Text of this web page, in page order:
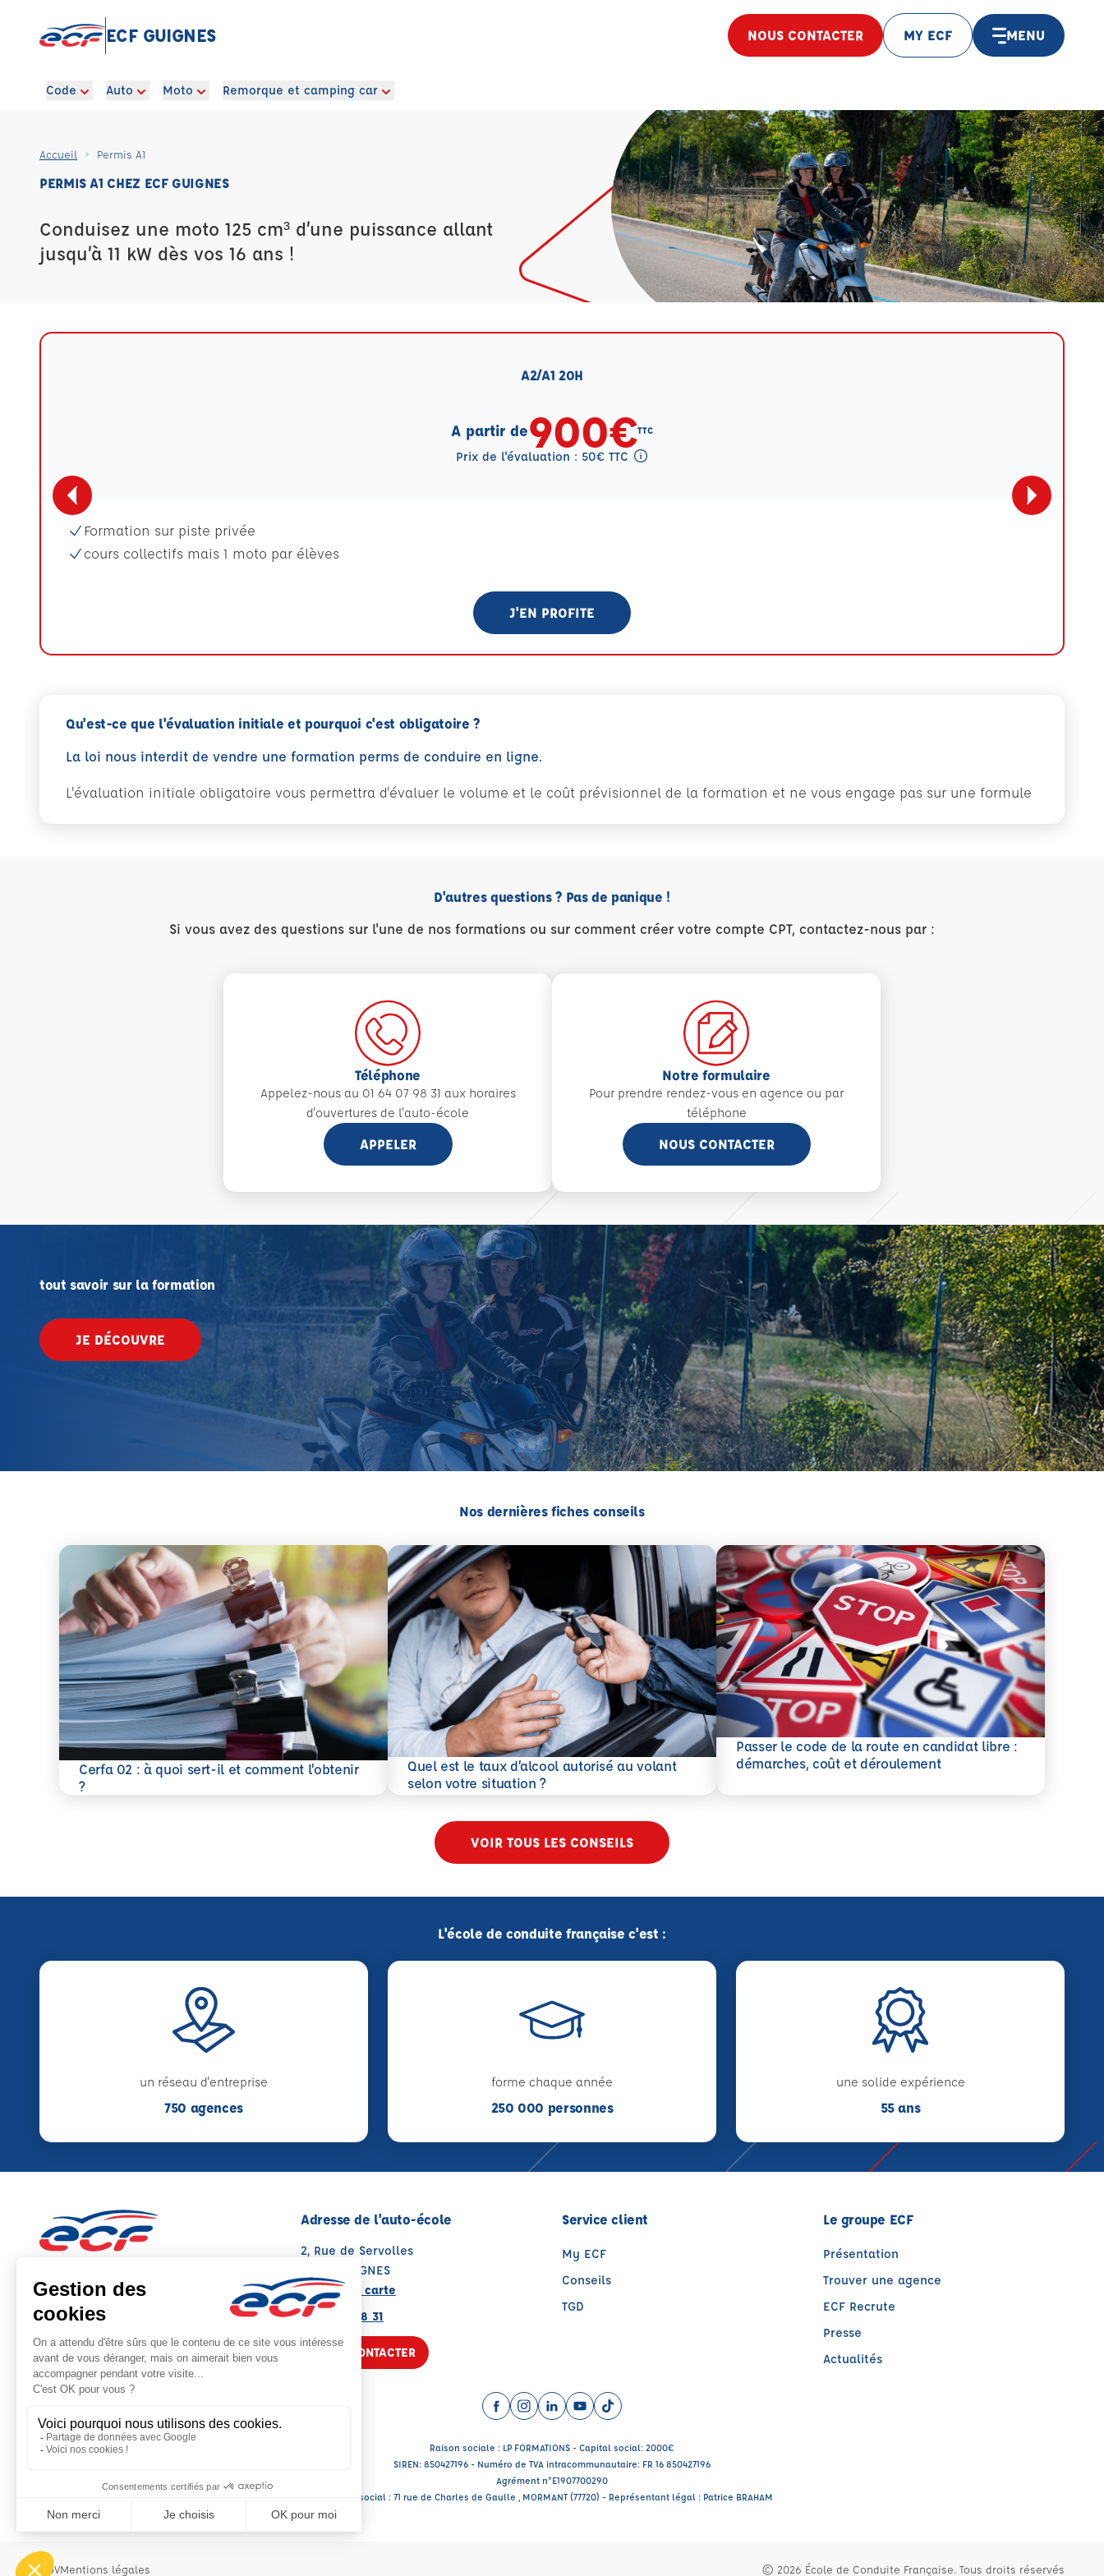
ECF GUIGNES NOUS CONTACTER MY ECF MENU
Code Auto Moto Remorque et camping car
Accueil Permis A1
PERMIS A1 CHEZ ECF GUIGNES
Conduisez une moto 125 cm³ d’une puissance allant
jusqu’à 11 kW dès vos 16 ans !
A2/A1 20H
A partir de900€TTC
Prix de l'évaluation : 50€ TTC
Formation sur piste privée
cours collectifs mais 1 moto par élèves
J'EN PROFITE
Qu'est-ce que l'évaluation initiale et pourquoi c'est obligatoire ?
La loi nous interdit de vendre une formation perms de conduire en ligne.
L'évaluation initiale obligatoire vous permettra d'évaluer le volume et le coût prévisionnel de la formation et ne vous engage pas sur une formule
D'autres questions ? Pas de panique !
Si vous avez des questions sur l'une de nos formations ou sur comment créer votre compte CPT, contactez-nous par :
Téléphone
Appelez-nous au 01 64 07 98 31 aux horaires
d'ouvertures de l'auto-école
APPELER
Notre formulaire
Pour prendre rendez-vous en agence ou par
téléphone
NOUS CONTACTER
tout savoir sur la formation
JE DÉCOUVRE
Nos dernières fiches conseils
Cerfa 02 : à quoi sert-il et comment l’obtenir
?
En savoir plus
Quel est le taux d’alcool autorisé au volant
selon votre situation ?
En savoir plus
Passer le code de la route en candidat libre :
démarches, coût et déroulement
En savoir plus
VOIR TOUS LES CONSEILS
L'école de conduite française c'est :
un réseau d'entreprise
750 agences
forme chaque année
250 000 personnes
une solide expérience
55 ans
Note : 4.9/5
Moyenne calculée sur 9 avis
Adresse de l'auto-école
2, Rue de Servolles
77390 GUIGNES
Voir sur la carte
01 64 07 98 31
NOUS CONTACTER
Service client
My ECF
Conseils
TGD
Le groupe ECF
Présentation
Trouver une agence
ECF Recrute
Presse
Actualités
Facebook (nouvelle fenêtre)
Instagram (nouvelle fenêtre)
LinkedIn (nouvelle fenêtre)
YouTube (nouvelle fenêtre)
TikTok (nouvelle fenêtre)
Raison sociale : LP FORMATIONS - Capital social: 2000€
SIREN: 850427196 - Numéro de TVA intracommunautaire: FR 16 850427196
Agrément n°E1907700290
Siège social : 71 rue de Charles de Gaulle , MORMANT (77720) - Représentant légal : Patrice BRAHAM
CGVMentions légales © 2026 École de Conduite Française. Tous droits réservés